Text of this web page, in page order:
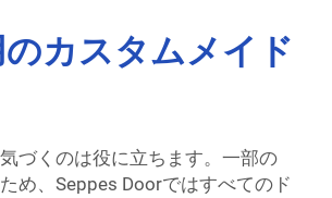
カスタムメイド
づくのは役に立ちます。一部の
め、Seppes Doorではすべてのド